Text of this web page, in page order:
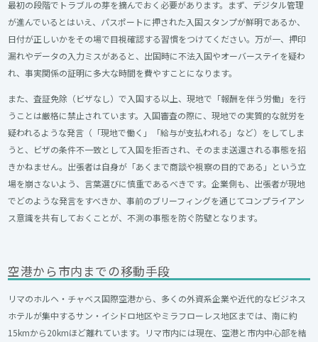
最初の段階でトラブルの芽を摘んでおく必要があります。まず、デジタル管理
が進んでいるとはいえ、パスポートに押された入国スタンプが鮮明であるか、
日付が正しいかをその場で目視確認する習慣をつけてください。万が一、押印
漏れやデータの入力ミスがあると、出国時に不法入国やオーバーステイを疑わ
れ、事実関係の証明に多大な時間を費やすことになります。
また、査証免除（ビザなし）で入国する以上、現地で「報酬を伴う労働」を行
うことは厳格に禁止されています。入国審査の際に、現地での実質的な就労を
疑われるような発言（「現地で働く」「給与が支払われる」など）をしてしま
うと、ビザの条件不一致として入国を拒否され、そのまま送還される事態を招
きかねません。出張者は自身が「あくまで商談や視察の目的である」という立
場を崩さないよう、言葉選びに慎重であるべきです。企業側も、出張者が現地
でどのような発言をすべきか、事前のブリーフィングを通じてコンプライアン
ス意識を共有しておくことが、不測の事態を防ぐ防壁となります。
空港から市内までの移動手段
リマのホルヘ・チャベス国際空港から、多くの外資系企業や近代的なビジネス
ホテルが集中するサン・イシドロ地区やミラフローレス地区までは、南に約
15kmから20kmほど離れています。リマ市内には現在、空港と市内中心部を結